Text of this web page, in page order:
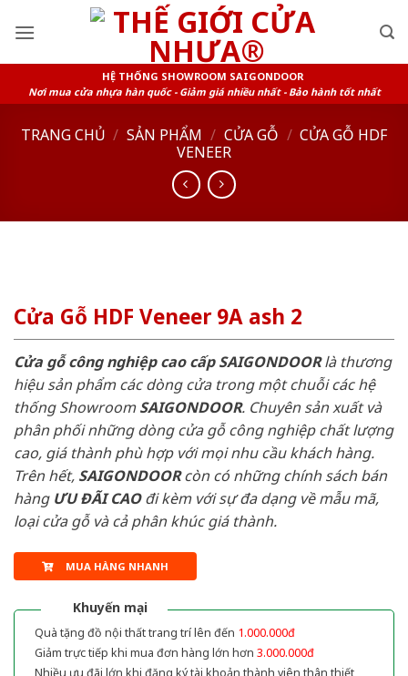
HỆ THỐNG SHOWROOM SAIGONDOOR
Nơi mua cửa nhựa hàn quốc - Giảm giá nhiều nhất - Bảo hành tốt nhất
TRANG CHỦ / SẢN PHẨM / CỬA GỖ / CỬA GỖ HDF
VENEER
Cửa Gỗ HDF Veneer 9A ash 2
Cửa gỗ công nghiệp cao cấp SAIGONDOORlà thương
hiệu sản phẩm các dòng cửa trong một chuỗi các hệ
thống ShowroomSAIGONDOOR. Chuyên sản xuất và
phân phối những dòng cửa gỗ công nghiệp chất lượng
cao, giá thành phù hợp với mọi nhu cầu khách hàng.
Trên hết, SAIGONDOORcòn có những chính sách bán
hàng ƯU ĐÃI CAOđi kèm với sự đa dạng về mẫu mã,
loại cửa gỗ và cả phân khúc giá thành.
MUA HÀNG NHANH
Khuyến mại
Quà tặng đồ nội thất trang trí lên đến 1.000.000đ
Giảm trực tiếp khi mua đơn hàng lớn hơn 3.000.000đ
Nhiều ưu đãi lớn khi đăng ký tài khoản thành viên thân thiết